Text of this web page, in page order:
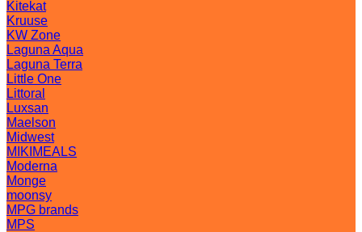
Kitekat
Kruuse
KW Zone
Laguna Aqua
Laguna Terra
Little One
Littoral
Luxsan
Maelson
Midwest
MIKIMEALS
Moderna
Monge
moonsy
MPG brands
MPS